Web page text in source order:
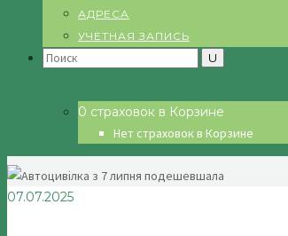
АДРЕСА
УЧЕТНАЯ ЗАПИСЬ
Search
0 страховок в Корзине
Нет страховок в Корзине
07.07.2025